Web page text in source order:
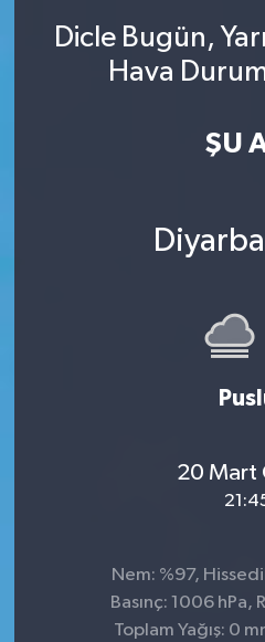
Dicle Bugün,
Hava
ŞU
20 Mart
Nem: %97,
Basınç: 1006 hPa,
Toplam Yağış: 0
SINAVLAR
AKADEMİK/BİLİM